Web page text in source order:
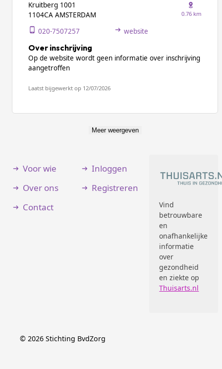
Kruitberg 1001
1104CA AMSTERDAM
0.76 km
020-7507257 website
Over inschrijving
Op de website wordt geen informatie over inschrijving
aangetroffen
Laatst bijgewerkt op 12/07/2026
Meer weergeven
Voor wie
Over ons
Contact
Inloggen
Registreren
Vind
betrouwbare
en
onafhankelijke
informatie
over
gezondheid
en ziekte op
Thuisarts.nl
© 2026 Stichting BvdZorg